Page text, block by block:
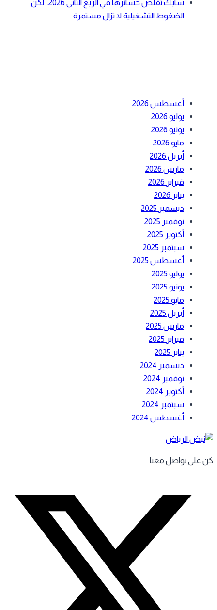
سابك تقلص خسائرها في الربع الثاني 2026.. لكن
الضغوط التشغيلية لا تزال مستمرة
أغسطس 2026
يوليو 2026
يونيو 2026
مايو 2026
أبريل 2026
مارس 2026
فبراير 2026
يناير 2026
ديسمبر 2025
نوفمبر 2025
أكتوبر 2025
سبتمبر 2025
أغسطس 2025
يوليو 2025
يونيو 2025
مايو 2025
أبريل 2025
مارس 2025
فبراير 2025
يناير 2025
ديسمبر 2024
نوفمبر 2024
أكتوبر 2024
سبتمبر 2024
أغسطس 2024
على تواصل معنا